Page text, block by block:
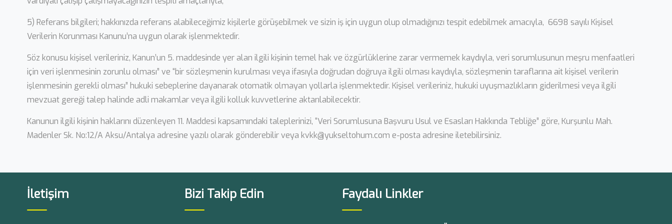
5) Referans bilgileri; hakkınızda referans alabileceğimiz kişilerle görüşebilmek ve sizin iş için uygun olup olmadığınızı tespit edebilmek amacıyla, 6698 sayılı Kişisel
Verilerin Korunması Kanunu’na uygun olarak işlenmektedir.
Söz konusu kişisel verileriniz, Kanun’un 5. maddesinde yer alan ilgili kişinin temel hak ve özgürlüklerine zarar vermemek kaydıyla, veri sorumlusunun meşru menfaatleri
için veri işlenmesinin zorunlu olması” ve “bir sözleşmenin kurulması veya ifasıyla doğrudan doğruya ilgili olması kaydıyla, sözleşmenin taraflarına ait kişisel verilerin
işlenmesinin gerekli olması” hukuki sebeplerine dayanarak otomatik olmayan yollarla işlenmektedir. Kişisel verileriniz, hukuki uyuşmazlıkların giderilmesi veya ilgili
mevzuat gereği talep halinde adli makamlar veya ilgili kolluk kuvvetlerine aktarılabilecektir.
Kanunun ilgili kişinin haklarını düzenleyen 11. Maddesi kapsamındaki taleplerinizi, “Veri Sorumlusuna Başvuru Usul ve Esasları Hakkında Tebliğe” göre, Kurşunlu Mah.
Madenler Sk. No:12/A Aksu/Antalya adresine yazılı olarak gönderebilir veya kvkk@yukseltohum.com e-posta adresine iletebilirsiniz.
İletişim Bizi Takip Edin Faydalı Linkler